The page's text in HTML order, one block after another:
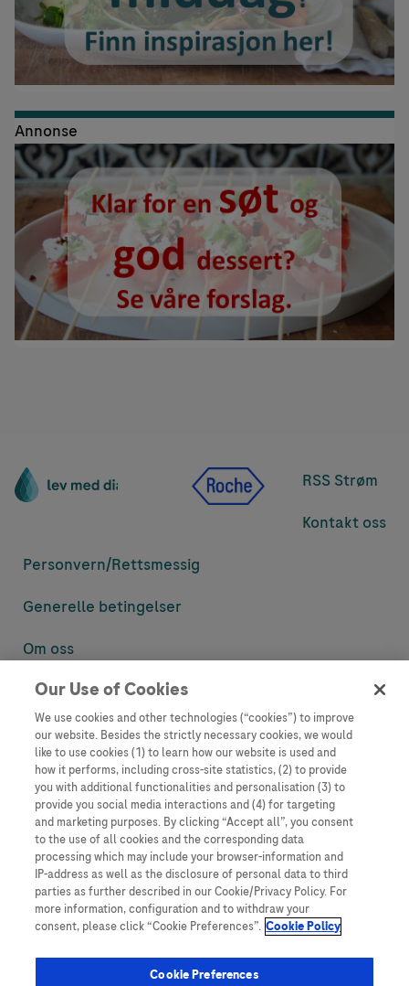
Annonse
RSS Strøm
Kontakt oss
Personvern/Rettsmessig
Generelle betingelser
Om oss
Denne nettsiden inneholder informasjon som er målsatt til en stor
informasjon som ellers ikke er tilgjengelig eller gyldig i ditt land.
Vennligst vær oppmerksom på at vi ikke tar noe ansvar for tilgang til
informasjon som muligens ikke er i samsvar med noen gyldig juridisk
prosess, regulering, registrering eller bruk i bostedslandet ditt.
Roche har ikke alltid mulighet til å kvalitetssikre andres innlegg, men
vil fjerne villedende eller upassende innlegg så langt det lar seg gjøre.
Vi har ikke ansvar for innhold på eksterne nettsider som det lenkes til.
Kopiering av materiale fra dette nettstedet for bruk annet sted er ikke
tillatt uten avtale. Nettstedet selger plass til annonsører, og slikt
innhold er merket.
Dette nettstedet er ikke beregnet for å rapportere bivirkninger eller
hendelse, se www.accu-chek.no.
Our Use of Cookies
We use cookies and other technologies (“cookies”) to improve
our website. Besides the strictly necessary cookies, we would
like to use cookies (1) to learn how our website is used and
how it performs, including cross-site statistics, (2) to provide
you with additional functionalities and personalisation (3) to
provide you social media interactions and (4) for targeting
and marketing purposes. By clicking “Accept all”, you consent
to the use of all cookies and the corresponding data
processing which may include your browser-information and
IP-address as well as the disclosure of personal data to third
parties as further described in our Cookie/Privacy Policy. For
more information, configuration and to withdraw your
consent, please click “Cookie Preferences”. Cookie Policy
Cookie Preferences